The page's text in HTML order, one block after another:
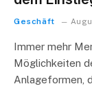
Geschäft
Immer mehr
Möglichkeiten
Anlageformen,